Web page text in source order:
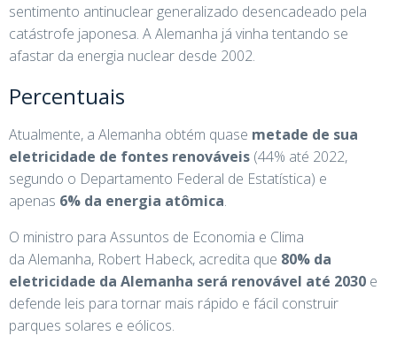
sentimento antinuclear generalizado desencadeado pela
catástrofe japonesa. A Alemanha já vinha tentando se
afastar da energia nuclear desde 2002.
Percentuais
Atualmente, a Alemanha obtém quase metade de sua
eletricidade de fontes renováveis ​​(44% até 2022,
segundo o Departamento Federal de Estatística) e
apenas 6% da energia atômica.
O ministro para Assuntos de Economia e Clima
da Alemanha, Robert Habeck, acredita que 80% da
eletricidade da Alemanha será renovável até 2030 e
defende leis para tornar mais rápido e fácil construir
parques solares e eólicos.